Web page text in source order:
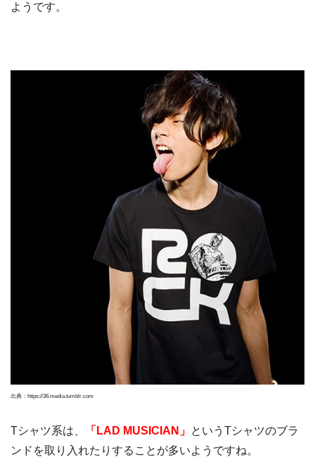
ようです。
出典：https://36.media.tumblr.com
Tシャツ系は、 「LAD MUSICIAN」 というTシャツのブラ
ンドを取り入れたりすることが多いようですね。